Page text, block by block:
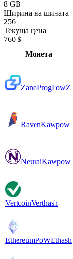
8 GB
Ширина на шината
256
Текуща цена
760 $
Монета
ZanoProgPowZ
RavenKawpow
NeuraiKawpow
VertcoinVerthash
EthereumPoWEthash